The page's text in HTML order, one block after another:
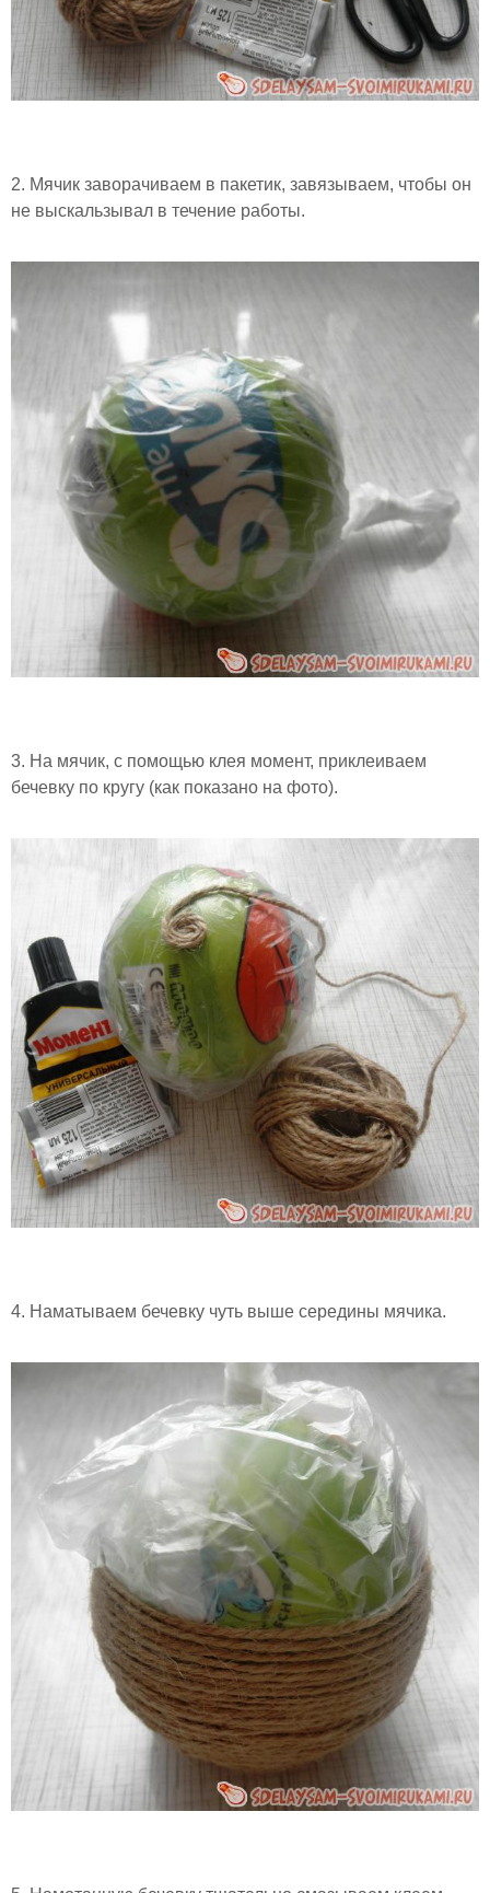
2. Мячик заворачиваем в пакетик, завязываем, чтобы он
не выскальзывал в течение работы.
3. На мячик, с помощью клея момент, приклеиваем
бечевку по кругу (как показано на фото).
4. Наматываем бечевку чуть выше середины мячика.